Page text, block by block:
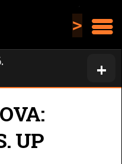
>
+
UP